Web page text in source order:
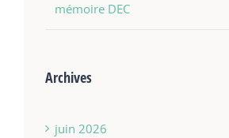
mémoire DEC
Archives
juin 2026